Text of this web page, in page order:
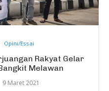
Opini/Essai
Rakyat Gelar
Melawan
9 Maret 2021